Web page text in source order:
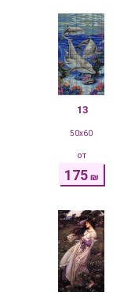
50x60
175 ₪
от
13